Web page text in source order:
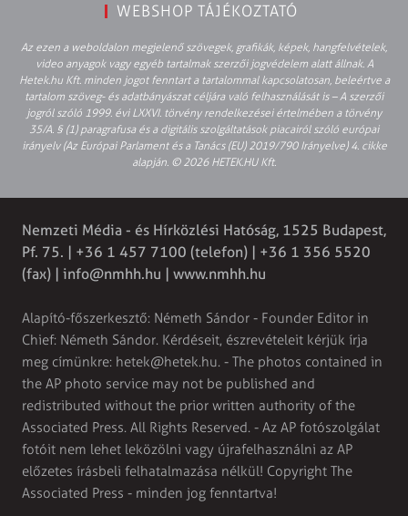
WEBSHOP TÁJÉKOZTATÓ
Az ezen a weboldalon megjelenő szövegek, grafikák, képek, hangfelvételek,
video anyagok vagy egyéb tartalmak szerzői jogvédelem alatt állnak. A
Hetek.hu Kft. minden jogot fenntart a tartalommal kapcsolatosan, beleértve a
tartalom szöveg- és adatbányászat céljára való felhasználását is – A szerzői
jogról szóló 1999. évi LXXVI. törvény rendelkezései értelmében a törvény
35/A. § (1) paragrafusa és a digitális szolgáltatások piacairól szóló európai
irányelv (Az Európai Parlament és a Tanács (EU) 2019/790 Irányelve) 4. cikke
alapján. © 2026 HETEK.HU Kft.
Nemzeti Média - és Hírközlési Hatóság, 1525 Budapest,
Pf. 75. | +36 1 457 7100 (telefon) | +36 1 356 5520
(fax) | info@nmhh.hu | www.nmhh.hu
Alapító-főszerkesztő: Németh Sándor - Founder Editor in
Chief: Németh Sándor. Kérdéseit, észrevételeit kérjük írja
meg címünkre: hetek@hetek.hu. - The photos contained in
the AP photo service may not be published and
redistributed without the prior written authority of the
Associated Press. All Rights Reserved. - Az AP fotószolgálat
fotóit nem lehet leközölni vagy újrafelhasználni az AP
előzetes írásbeli felhatalmazása nélkül! Copyright The
Associated Press - minden jog fenntartva!